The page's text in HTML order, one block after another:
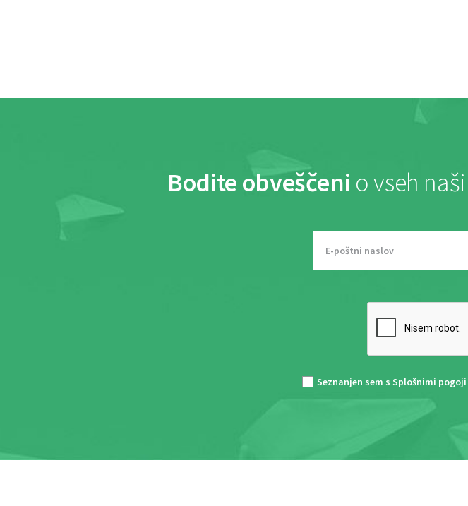
Bodite obveščeni o vseh
Seznanjen sem s Splošnimi pogoji